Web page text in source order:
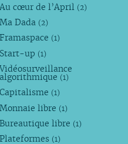
Au cœur de l’April (2)
Ma Dada (2)
Framaspace (1)
Start-up (1)
Vidéosurveillance
algorithmique (1)
Capitalisme (1)
Monnaie libre (1)
Bureautique libre (1)
Plateformes (1)